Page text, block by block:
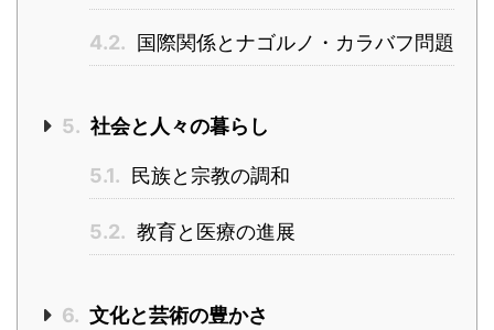
4.2. 国際関係とナゴルノ・カラバフ問題
5. 社会と人々の暮らし
5.1. 民族と宗教の調和
5.2. 教育と医療の進展
6. 文化と芸術の豊かさ